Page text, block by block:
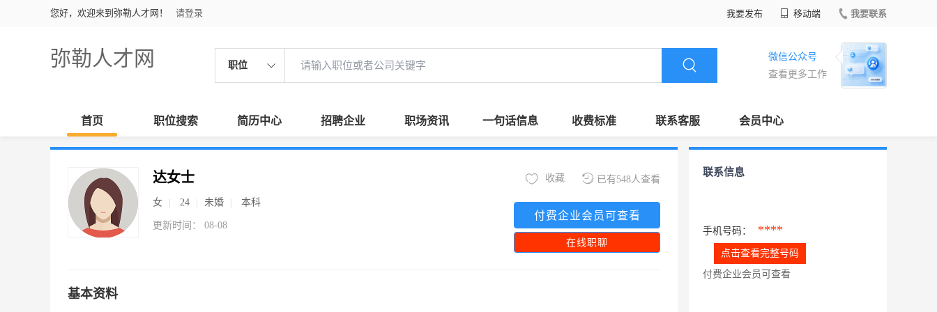
您好，欢迎来到弥勒人才网！ 请登录 我要发布 移动端 我要联系
弥勒人才网 职位
微信公众号
查看更多工作
首页 职位搜索 简历中心 招聘企业 职场资讯 一句话信息 收费标准 联系客服 会员中心
达女士
女 24 未婚 本科
更新时间： 08-08
已有548人查看
收藏
付费企业会员可查看
在线职聊
基本资料
联系信息
手机号码： ****
点击查看完整号码
付费企业会员可查看